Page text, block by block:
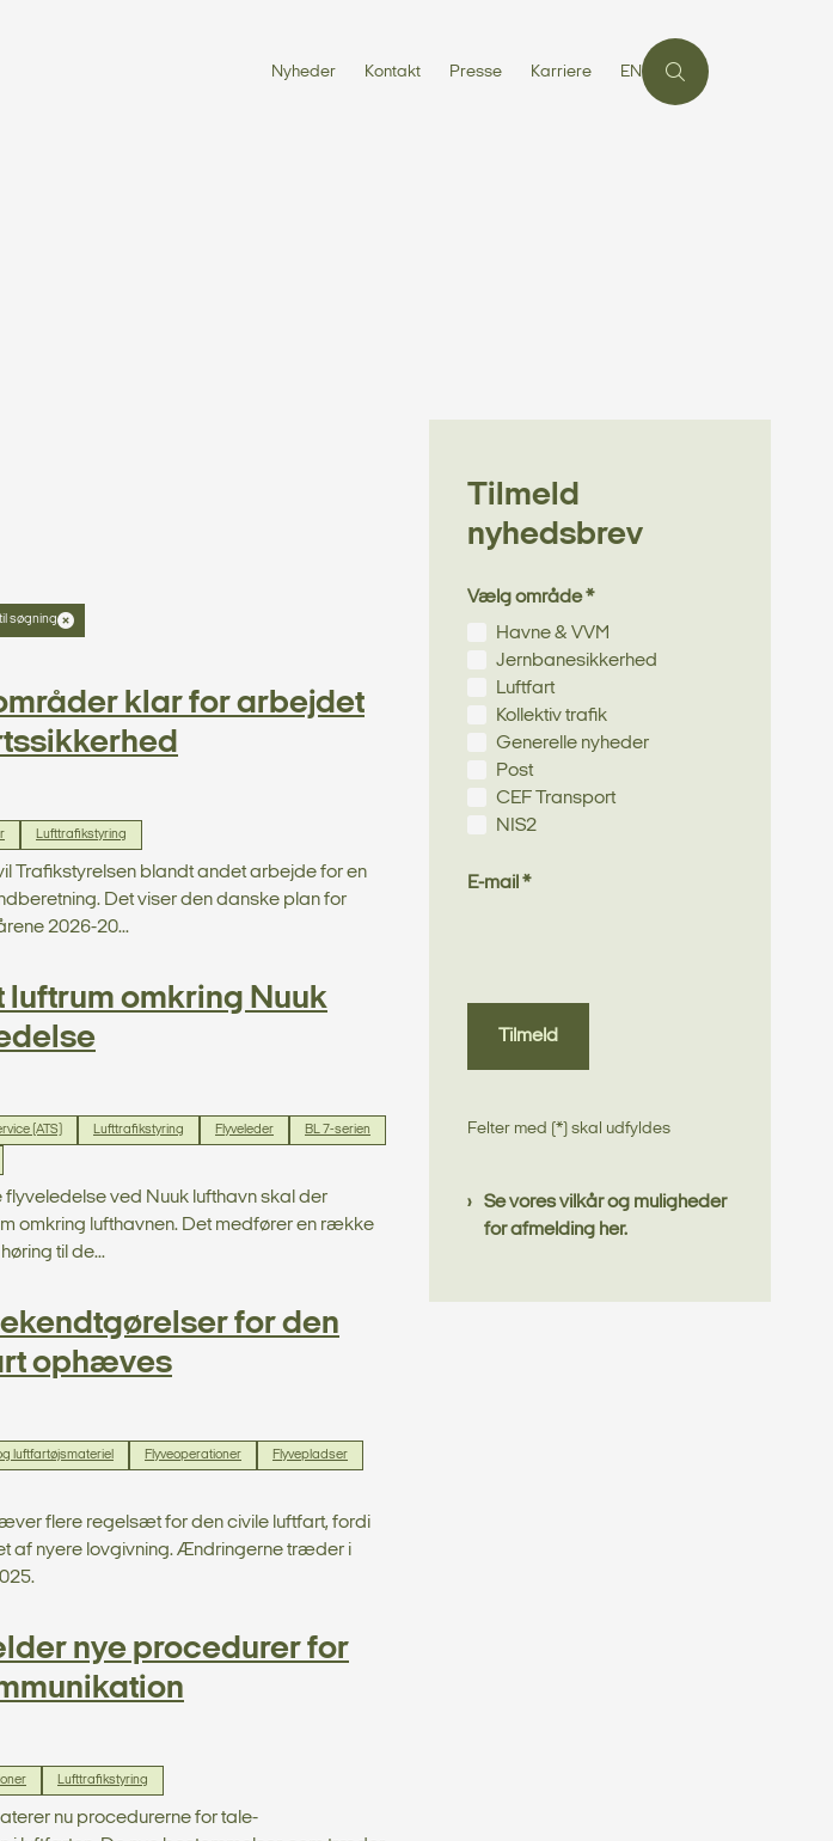
Nyheder Kontakt Presse Karriere EN
søgning
klar for arbejdet
Lufttrafikstyring
Trafikstyrelsen blandt andet arbejde for en
Det viser den danske plan for
2026-20...
luftrum omkring Nuuk
(ATS) Lufttrafikstyring Flyveleder BL 7-serien
flyveledelse ved Nuuk lufthavn skal der
omkring lufthavnen. Det medfører en række
til de...
for den
ophæves
luftfartøjsmateriel Flyveoperationer Flyvepladser
flere regelsæt for den civile luftfart, fordi
af nyere lovgivning. Ændringerne træder i
nye procedurer for
Lufttrafikstyring
nu procedurerne for tale-
Tilmeld
nyhedsbrev
Vælg område *
Havne & VVM
Jernbanesikkerhed
Luftfart
Kollektiv trafik
Generelle nyheder
Post
CEF Transport
NIS2
E-mail *
Tilmeld
Felter med (*) skal udfyldes
Se vores vilkår og muligheder
for afmelding her.